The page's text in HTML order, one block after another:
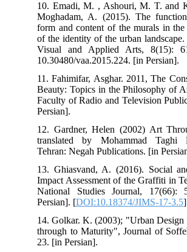
10. Emadi, M. , Ashouri, M.
Moghadam, A. (2015).
form and content of the
of the identity of the urban
Visual and Applied Arts,
10.30480/vaa.2015.224. [in
11. Fahimifar, Asghar. 2011,
Beauty: Topics in the
Faculty of Radio and
12. Gardner, Helen (2002)
translated by Mohammad
Tehran: Negah Publications.
13. Ghiasvand, A. (2016).
Impact Assessment of the
National Studies Journal,
Persian]. [DOI:10.18374/
14. Golkar. K. (2003);
through to Maturity",
23. [in Persian].